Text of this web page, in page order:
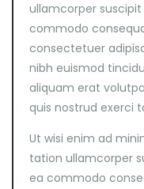
ullamcorper
commodo
consectetuer
nibh euismod
aliquam erat
quis nostrud exerci
Ut wisi enim ad
tation ullamcorper
ea commodo